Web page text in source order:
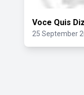
Voce Quis
25 September